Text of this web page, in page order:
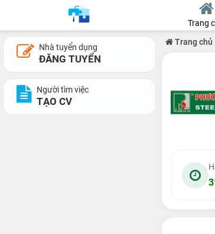
Trang
Nhà tuyển dụng
ĐĂNG TUYỂN
Người tìm việc
TẠO CV
Trang chủ